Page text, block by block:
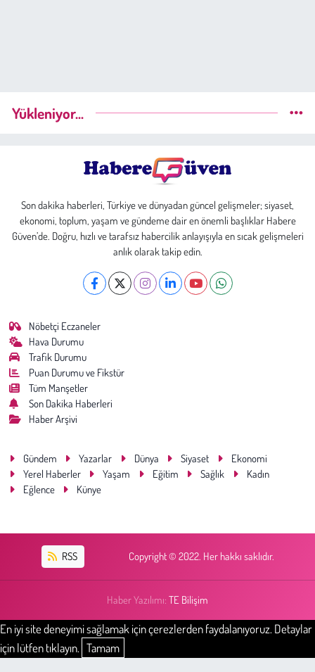
Yükleniyor...
Son dakika haberleri, Türkiye ve dünyadan güncel gelişmeler; siyaset,
ekonomi, toplum, yaşam ve gündeme dair en önemli başlıklar Habere
Güven’de. Doğru, hızlı ve tarafsız habercilik anlayışıyla en sıcak gelişmeleri
anlık olarak takip edin.
Nöbetçi Eczaneler
Hava Durumu
Trafik Durumu
Puan Durumu ve Fikstür
Tüm Manşetler
Son Dakika Haberleri
Haber Arşivi
Gündem Yazarlar Dünya Siyaset
Ekonomi
Yerel Haberler
Yaşam Eğitim Sağlık
Kadın
Eğlence
Künye
RSS Copyright © 2022. Her hakkı saklıdır.
Haber Yazılımı: TE Bilişim
En iyi site deneyimi sağlamak için çerezlerden faydalanıyoruz. Detaylar
için lütfen tıklayın. Tamam